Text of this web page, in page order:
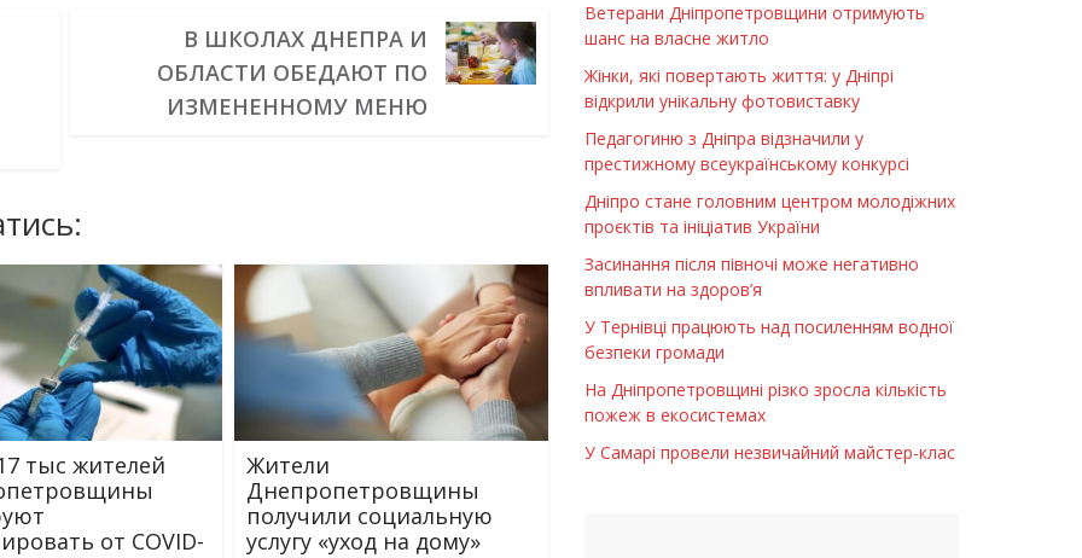
В ШКОЛАХ ДНЕПРА И
ОБЛАСТИ ОБЕДАЮТ ПО
ИЗМЕНЕННОМУ МЕНЮ
тыс жителей
от COVID-
Жители
Днепропетровщины
получили социальную
услугу «уход на дому»
Ветерани Дніпропетровщини отримують
шанс на власне житло
Жінки, які повертають життя: у Дніпрі
відкрили унікальну фотовиставку
Педагогиню з Дніпра відзначили у
престижному всеукраїнському конкурсі
Дніпро стане головним центром молодіжних
проєктів та ініціатив України
Засинання після півночі може негативно
впливати на здоров’я
У Тернівці працюють над посиленням водної
безпеки громади
На Дніпропетровщині різко зросла кількість
пожеж в екосистемах
У Самарі провели незвичайний майстер-клас